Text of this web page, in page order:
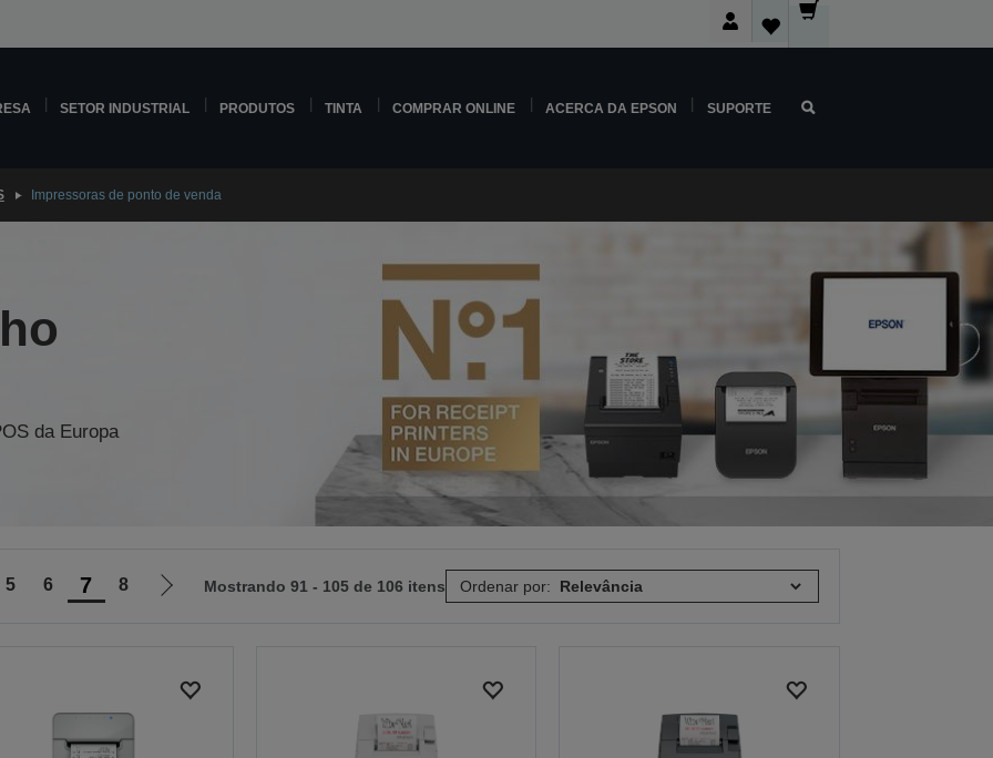
SETOR INDUSTRIAL PRODUTOS TINTA COMPRAR ONLINE ACERCA DA EPSON SUPORTE
Impressoras de ponto de venda
da Europa
5 6 7 8
Ir
página
Mostrando 91 - 105 de 106 itens Ordenar por: